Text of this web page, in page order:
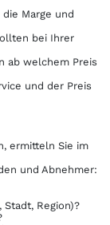
Marge und
bei Ihrer
ab welchem Preis
und der Preis
ermitteln Sie im
und Abnehmer:
Region)?